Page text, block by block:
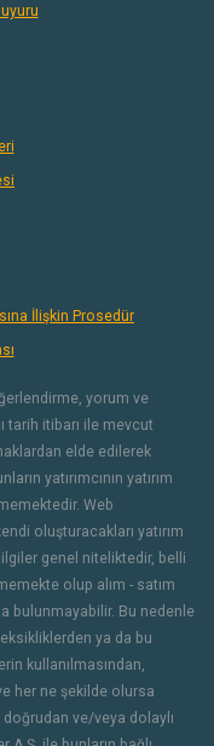
İlişkin Prosedür
yorum ve
tarih itibarı ile mevcut
elde edilerek
yatırımcının yatırım
Web
oluşturacakları yatırım
genel niteliktedir, belli
olup alım - satım
bulunmayabilir. Bu nedenle
ya da bu
kullanılmasından,
her ne şekilde olursa
ve/veya dolaylı